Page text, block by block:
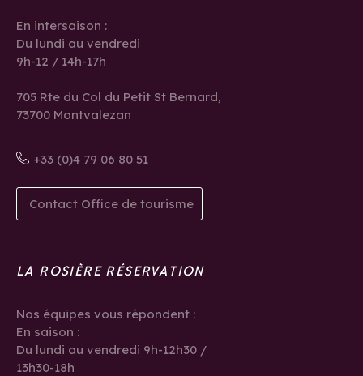
En intersaison :
Du lundi au vendredi
9h-12 / 14h-17h
705 Rte du Col du Petit St Bernard,
73700 Montvalezan
+33 (0)4 79 06 80 51
Contact Office de tourisme
LA ROSIÈRE RÉSERVATION
Nos équipes vous répondent :
En saison :
Du lundi au vendredi 9h-12h30 /
13h30-18h